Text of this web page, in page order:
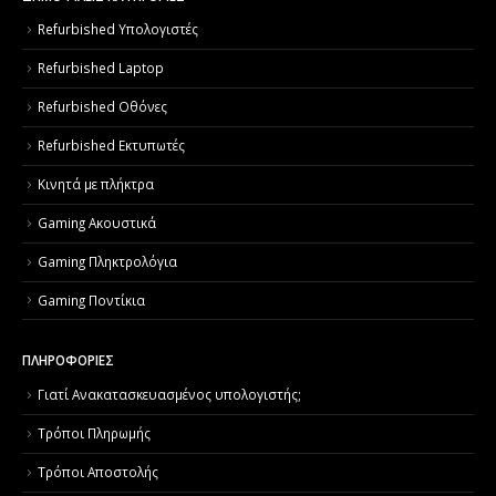
Refurbished Υπολογιστές
Refurbished Laptop
Refurbished Οθόνες
Refurbished Εκτυπωτές
Κινητά με πλήκτρα
Gaming Ακουστικά
Gaming Πληκτρολόγια
Gaming Ποντίκια
ΠΛΗΡΟΦΟΡΙΕΣ
Γιατί Aνακατασκευασμένος υπολογιστής;
Τρόποι Πληρωμής
Τρόποι Αποστολής